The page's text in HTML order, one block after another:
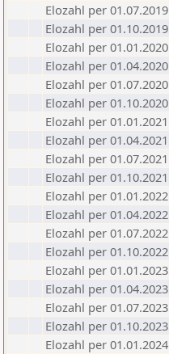
Elozahl per 01.07.2019
Elozahl per 01.10.2019
Elozahl per 01.01.2020
Elozahl per 01.04.2020
Elozahl per 01.07.2020
Elozahl per 01.10.2020
Elozahl per 01.01.2021
Elozahl per 01.04.2021
Elozahl per 01.07.2021
Elozahl per 01.10.2021
Elozahl per 01.01.2022
Elozahl per 01.04.2022
Elozahl per 01.07.2022
Elozahl per 01.10.2022
Elozahl per 01.01.2023
Elozahl per 01.04.2023
Elozahl per 01.07.2023
Elozahl per 01.10.2023
Elozahl per 01.01.2024